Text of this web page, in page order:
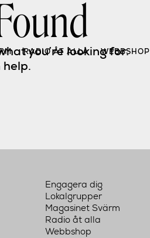
RADIO ÅT ALLA WEBBSHOP
you’re looking for.
Engagera dig
Lokalgrupper
Magasinet Svärm
Radio åt alla
Webbshop